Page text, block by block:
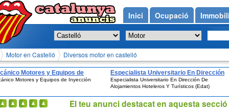
Motor en Castelló Diversos motor en castelló
Motores y Equipos de
Motores y Equipos de Inyección
Especialista Universitario En Dirección
De Alojamientos Hoteleros Y Turísticos
(Edat)
Especialista Universitario En Dirección De
Alojamientos Hoteleros Y Turísticos (Edat)
Inici Ocupació
El teu anunci destacat en aquesta